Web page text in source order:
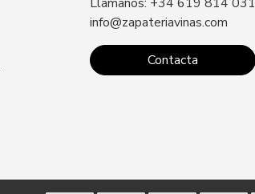
info@zapateriavinas.com
Contacta